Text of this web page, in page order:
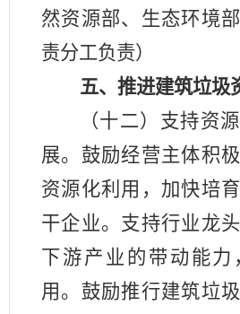
然资源部、生态环境
责分工负责）
五、推进建筑垃圾
（十二）支持资
展。鼓励经营主体积
资源化利用，加快培
干企业。支持行业龙
下游产业的带动能力
用。鼓励推行建筑垃